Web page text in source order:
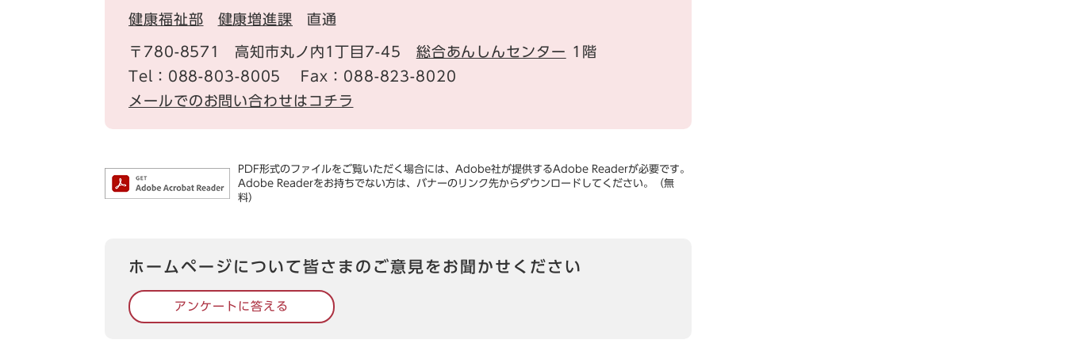
健康福祉部 健康増進課 直通
〒780-8571 高知市丸ノ内1丁目7-45 総合あんしんセンター 1階
Tel：088-803-8005
Fax：088-823-8020
メールでのお問い合わせはコチラ
PDF形式のファイルをご覧いただく場合には、Adobe社が提供するAdobe Readerが必要です。
Adobe Readerをお持ちでない方は、バナーのリンク先からダウンロードしてください。（無
料）
ホームページについて皆さまのご意見をお聞かせください
アンケートに答える